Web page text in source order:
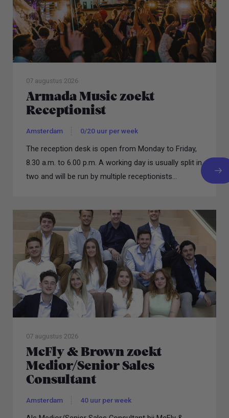
07 augustus 2026
Armada Music zoekt
Receptionist
Amsterdam 0/20 uur per week
The reception desk is open from Monday to Friday,
8.30 a.m. to 6.00 p.m. A working day is usually split in
two and will be run by multiple receptionists...
07 augustus 2026
McFly & Brown zoekt
Medior/Senior Sales
Consultant
Amsterdam 40 uur per week